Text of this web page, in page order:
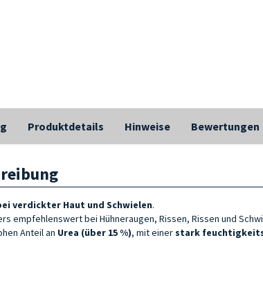
Produktdetails Hinweise Bewertungen
verdickter Haut und Schwielen.
empfehlenswert bei Hühneraugen, Rissen, Rissen und
Anteil an Urea (über 15 %), mit einerstark